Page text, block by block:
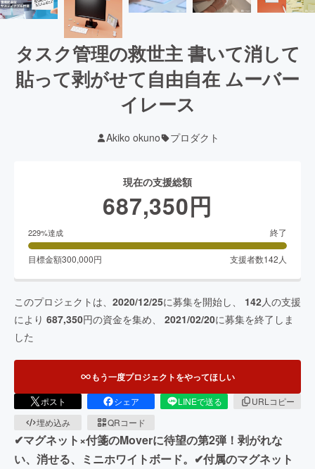
タスク管理の救世主 書いて消して
貼って剥がせて自由自在 ムーバー
イレース
Akiko okuno プロダクト
現在の支援総額
687,350円
229%達成 終了
目標金額300,000円 支援者数142 人
このプロジェクトは、 2020/12/25に募集を開始し、 142人の支援
により 687,350円の資金を集め、 2021/02/20に募集を終了しま
した
もう一度プロジェクトをやってほしい
ポスト シェア LINEで送る
URLコピー
埋め込み
QRコード
✔︎マグネット×付箋のMoverに待望の第2弾！剥がれな
い、消せる、ミニホワイトボード。✔︎付属のマグネット